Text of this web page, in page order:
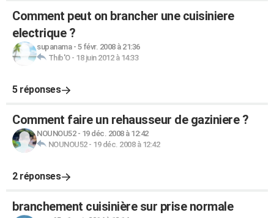
Comment peut on brancher une cuisiniere
electrique ?
supanama- 5 févr. 2008 à 21:36
Thib'O- 18 juin 2012 à 14:33
5 réponses
Comment faire un rehausseur de gaziniere ?
NOUNOU52- 19 déc. 2008 à 12:42
NOUNOU52- 19 déc. 2008 à 12:42
2 réponses
branchement cuisinière sur prise normale